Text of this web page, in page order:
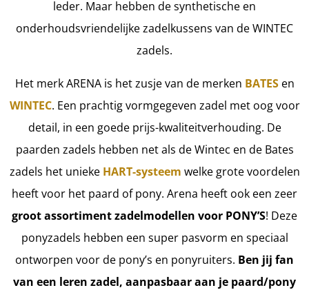
leder. Maar hebben de synthetische en
onderhoudsvriendelijke zadelkussens van de WINTEC
zadels.
Het merk ARENA is het zusje van de merken BATESen
WINTEC. Een prachtig vormgegeven zadel met oog voor
detail, in een goede prijs-kwaliteitverhouding. De
paarden zadels hebben net als de Wintec en de Bates
zadels het unieke HART-systeem welke grote voordelen
heeft voor het paard of pony. Arena heeft ook een zeer
groot assortiment zadelmodellen voor PONY’S! Deze
ponyzadels hebben een super pasvorm en speciaal
ontworpen voor de pony’s en ponyruiters. Ben jij fan
van een leren zadel, aanpasbaar aan je paard/pony